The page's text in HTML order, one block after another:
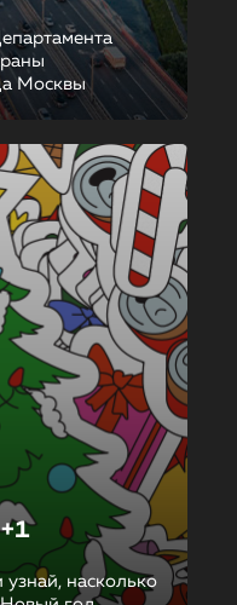
Москвы
насколько